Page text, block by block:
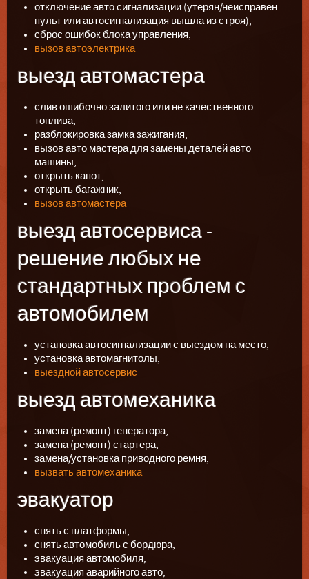
отключение авто сигнализации (утерян/неисправен
пульт или автосигнализация вышла из строя),
сброс ошибок блока управления,
вызов автоэлектрика
выезд автомастера
слив ошибочно залитого или не качественного
топлива,
разблокировка замка зажигания,
вызов авто мастера для замены деталей авто
машины,
открыть капот,
открыть багажник,
вызов автомастера
выезд автосервиса -
решение любых не
стандартных проблем с
автомобилем
установка автосигнализации с выездом на место,
установка автомагнитолы,
выездной автосервис
выезд автомеханика
замена (ремонт) генератора,
замена (ремонт) стартера,
замена/установка приводного ремня,
вызвать автомеханика
эвакуатор
снять с платформы,
снять автомобиль с бордюра,
эвакуация автомобиля,
эвакуация аварийного авто,